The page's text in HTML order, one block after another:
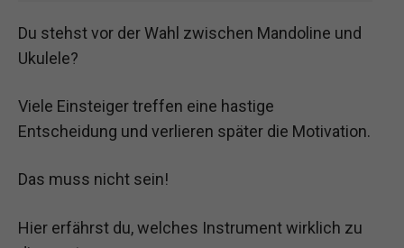
Du stehst vor der Wahl zwischen Mandoline und
Ukulele?
Viele Einsteiger treffen eine hastige
Entscheidung und verlieren später die Motivation.
Das muss nicht sein!
Hier erfährst du, welches Instrument wirklich zu